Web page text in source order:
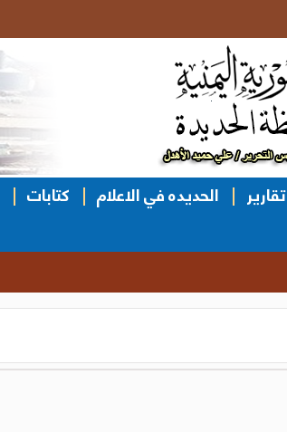
تقارير الحديده في الاعلام كتابات